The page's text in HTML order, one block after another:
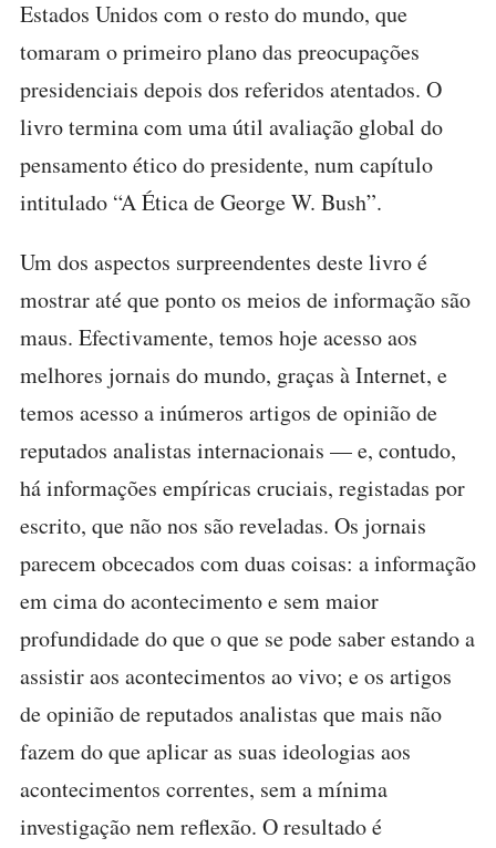
Estados Unidos com o resto do mundo, que
tomaram o primeiro plano das preocupações
presidenciais depois dos referidos atentados. O
livro termina com uma útil avaliação global do
pensamento ético do presidente, num capítulo
intitulado “A Ética de George W. Bush”.
Um dos aspectos surpreendentes deste livro é
mostrar até que ponto os meios de informação são
maus. Efectivamente, temos hoje acesso aos
melhores jornais do mundo, graças à Internet, e
temos acesso a inúmeros artigos de opinião de
reputados analistas internacionais — e, contudo,
há informações empíricas cruciais, registadas por
escrito, que não nos são reveladas. Os jornais
parecem obcecados com duas coisas: a informação
em cima do acontecimento e sem maior
profundidade do que o que se pode saber estando a
assistir aos acontecimentos ao vivo; e os artigos
de opinião de reputados analistas que mais não
fazem do que aplicar as suas ideologias aos
acontecimentos correntes, sem a mínima
investigação nem reflexão. O resultado é